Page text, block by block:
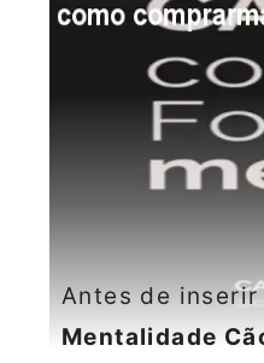
Antes de
Mentalidade